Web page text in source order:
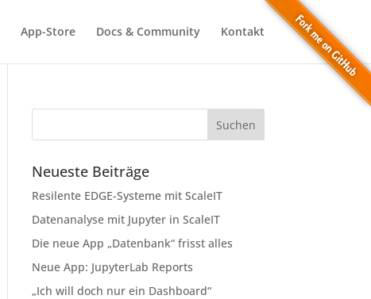
App-Store Docs & Community Kontakt
Neueste Beiträge
Resilente EDGE-Systeme mit ScaleIT
Datenanalyse mit Jupyter in ScaleIT
Die neue App „Datenbank“ frisst alles
Neue App: JupyterLab Reports
„Ich will doch nur ein Dashboard“